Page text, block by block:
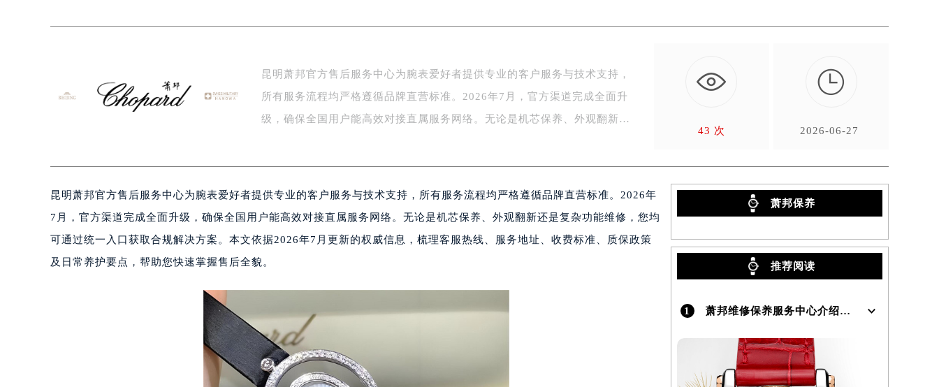
泰州市海陵区永定东路399号置地商务中心东塔写字楼（华润万象城）17层1706室（需提前预约）
宁波市江北区大闸南路500号来福士广场办公楼20层2009室（需提前预约）
杭州市上城区钱江路1366号华润大厦写字楼A座5层503-5室（需提前预约）
南昌市红谷滩新区红谷中大道998号绿地双子塔（中央广场）A1座办公楼14层07室（需提前预约）
济南市历下区经十路11111号华润中心写字楼（万象城）15层1508室（需提前预约）
广州市天河区天河路230号万菱汇国际中心写字楼A塔7层704室（需提前预约）
广州市越秀区环市东路371-375号世界贸易中心大厦南塔写字楼15层07室（需提前预约）
惠州市惠城区江北文昌一路7号华贸大厦写字楼1座30层05室（需提前预约）
厦门市思明区湖滨东路95号华润大厦写字楼B座11层1104室（需提前预约）
福州市鼓楼区五四路128-1号恒力城写字楼15层03室（需提前预约）
成都市锦江区人民东路6号SAC东原中心写字楼24层2406B室（需提前预约）
重庆市江北区观音桥步行街2号融恒时代广场写字楼9层902室（需提前预约）
昆明萧邦官方售后服务中心为腕表爱好者提供专业的客户服务与技术支持，
所有服务流程均严格遵循品牌直营标准。2026年7月，官方渠道完成全面升
级，确保全国用户能高效对接直属服务网络。无论是机芯保养、外观翻新还
43 次

2026-06-27
昆明萧邦官方售后服务中心为腕表爱好者提供专业的客户服务与技术支持，所有服务流程均严格遵循品牌直营标准。2026年
7月，官方渠道完成全面升级，确保全国用户能高效对接直属服务网络。无论是机芯保养、外观翻新还是复杂功能维修，您均
可通过统一入口获取合规解决方案。本文依据2026年7月更新的权威信息，梳理客服热线、服务地址、收费标准、质保政策
及日常养护要点，帮助您快速掌握售后全貌。
萧邦保养
推荐阅读
1 萧邦维修保养服务中心介绍 | Chopard